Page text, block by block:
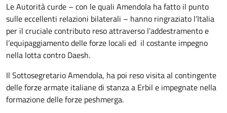
Le Autorità curde – con le quali Amendola ha fatto il punto
sulle eccellenti relazioni bilaterali – hanno ringraziato l’Italia
per il cruciale contributo reso attraverso l’addestramento e
l’equipaggiamento delle forze locali ed il costante impegno
nella lotta contro Daesh.
Il Sottosegretario Amendola, ha poi reso visita al contingente
delle forze armate italiane di stanza a Erbil e impegnate nella
formazione delle forze peshmerga.